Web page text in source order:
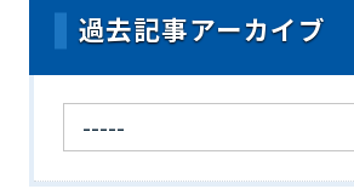
過去記事アーカイブ